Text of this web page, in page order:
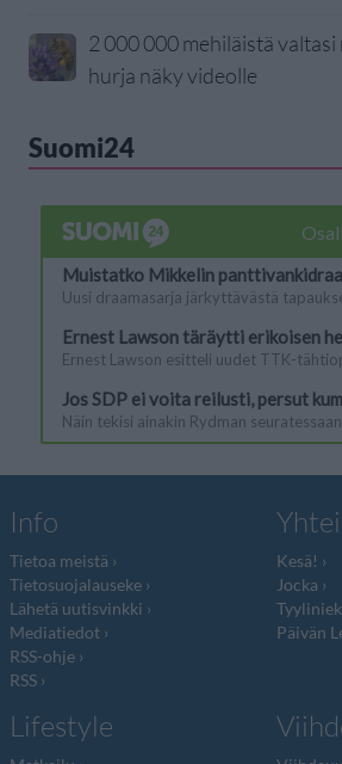
2 000 000 mehiläistä
hurja näky videolle
Suomi24
Info
Tietoa meistä
Tietosuojalauseke
Lähetä uutisvinkki
Mediatiedot
RSS-ohje
RSS
Kesä!
Jocka
Päivän
Lifestyle